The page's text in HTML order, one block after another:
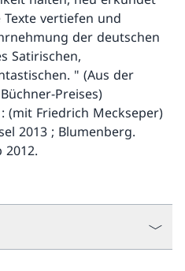
vertiefen und
der deutschen
Satirischen,
" (Aus der
Preises)
(mit Friedrich Meckseper)
2013 ; Blumenberg.
2012.